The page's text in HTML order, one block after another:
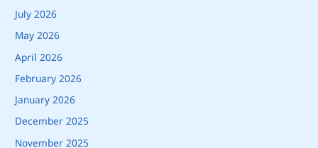
July 2026
May 2026
April 2026
February 2026
January 2026
December 2025
November 2025